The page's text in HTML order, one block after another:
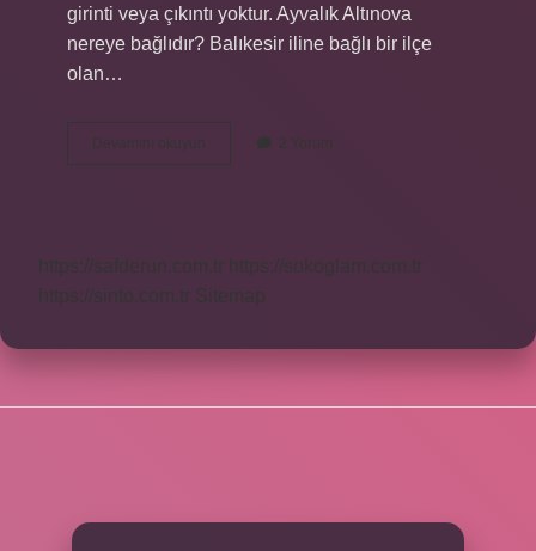
girinti veya çıkıntı yoktur. Ayvalık Altınova
nereye bağlıdır? Balıkesir iline bağlı bir ilçe
olan…
Devamını okuyun
Hangi
2 Yorum
https://safderun.com.tr
https://sokoglam.com.tr
https://sinto.com.tr
Sitemap